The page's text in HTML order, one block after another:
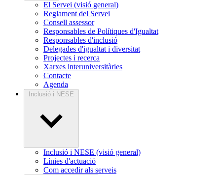
El Servei (visió general)
Reglament del Servei
Consell assessor
Responsables de Polítiques d'Igualtat
Responsables d'inclusió
Delegades d'igualtat i diversitat
Projectes i recerca
Xarxes interuniversitàries
Contacte
Agenda
Inclusió i NESE
Inclusió i NESE (visió general)
Línies d'actuació
Com accedir als serveis